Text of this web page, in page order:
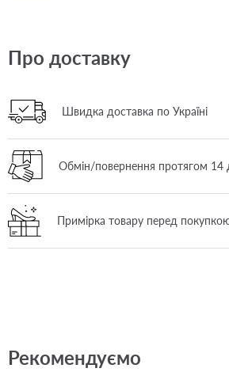
Про доставку
Швидка доставка по Україні
Обмін/повернення протягом 14
Примірка товару перед
Рекомендуємо